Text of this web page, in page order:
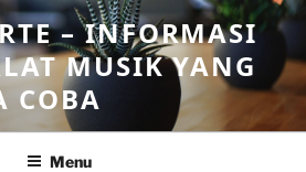
– INFORMASI
MUSIK YANG
COBA
Menu